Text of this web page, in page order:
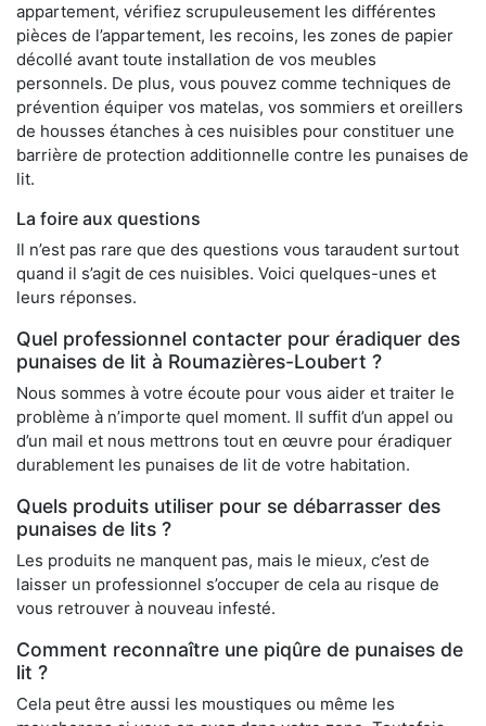
appartement, vérifiez scrupuleusement les différentes
pièces de l’appartement, les recoins, les zones de papier
décollé avant toute installation de vos meubles
personnels. De plus, vous pouvez comme techniques de
prévention équiper vos matelas, vos sommiers et oreillers
de housses étanches à ces nuisibles pour constituer une
barrière de protection additionnelle contre les punaises de
lit.
La foire aux questions
Il n’est pas rare que des questions vous taraudent surtout
quand il s’agit de ces nuisibles. Voici quelques-unes et
leurs réponses.
Quel professionnel contacter pour éradiquer des
punaises de lit à Roumazières-Loubert ?
Nous sommes à votre écoute pour vous aider et traiter le
problème à n’importe quel moment. Il suffit d’un appel ou
d’un mail et nous mettrons tout en œuvre pour éradiquer
durablement les punaises de lit de votre habitation.
Quels produits utiliser pour se débarrasser des
punaises de lits ?
Les produits ne manquent pas, mais le mieux, c’est de
laisser un professionnel s’occuper de cela au risque de
vous retrouver à nouveau infesté.
Comment reconnaître une piqûre de punaises de
lit ?
Cela peut être aussi les moustiques ou même les